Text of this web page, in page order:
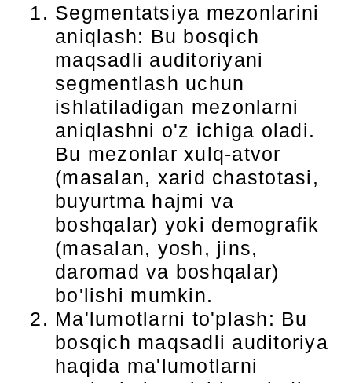
Segmentatsiya mezonlarini
aniqlash: Bu bosqich
maqsadli auditoriyani
segmentlash uchun
ishlatiladigan mezonlarni
aniqlashni o'z ichiga oladi.
Bu mezonlar xulq-atvor
(masalan, xarid chastotasi,
buyurtma hajmi va
boshqalar) yoki demografik
(masalan, yosh, jins,
daromad va boshqalar)
bo'lishi mumkin.
Ma'lumotlarni to'plash: Bu
bosqich maqsadli auditoriya
haqida ma'lumotlarni